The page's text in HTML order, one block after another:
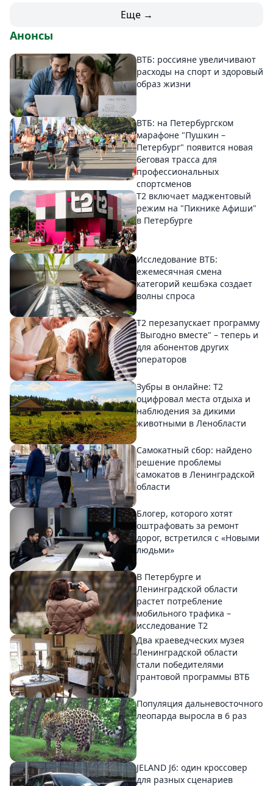
Еще →
Анонсы
ВТБ: россияне увеличивают
расходы на спорт и здоровый
образ жизни
ВТБ: на Петербургском
марафоне "Пушкин –
Петербург" появится новая
беговая трасса для
профессиональных
спортсменов
Т2 включает маджентовый
режим на "Пикнике Афиши"
в Петербурге
Исследование ВТБ:
ежемесячная смена
категорий кешбэка создает
волны спроса
Т2 перезапускает программу
"Выгодно вместе" – теперь и
для абонентов других
операторов
Зубры в онлайне: Т2
оцифровал места отдыха и
наблюдения за дикими
животными в Ленобласти
Самокатный сбор: найдено
решение проблемы
самокатов в Ленинградской
области
Блогер, которого хотят
оштрафовать за ремонт
дорог, встретился с «Новыми
людьми»
В Петербурге и
Ленинградской области
растет потребление
мобильного трафика –
исследование T2
Два краеведческих музея
Ленинградской области
стали победителями
грантовой программы ВТБ
Популяция дальневосточного
леопарда выросла в 6 раз
JELAND J6: один кроссовер
для разных сценариев